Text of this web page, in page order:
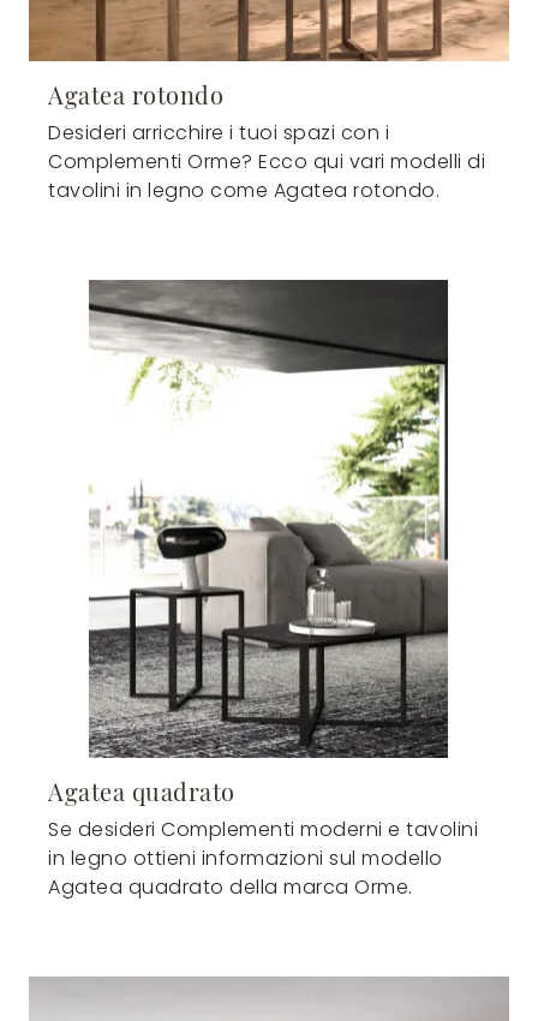
Agatea rotondo
Desideri arricchire i tuoi spazi con i
Complementi Orme? Ecco qui vari modelli di
tavolini in legno come Agatea rotondo.
Agatea quadrato
Se desideri Complementi moderni e tavolini
in legno ottieni informazioni sul modello
Agatea quadrato della marca Orme.